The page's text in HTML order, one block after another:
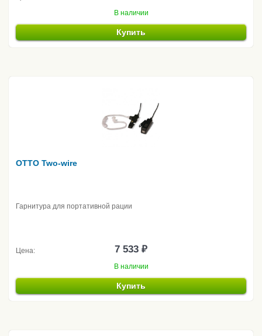
В наличии
Купить
OTTO Two-wire
Гарнитура для портативной рации
Цена: 7 533 ₽
В наличии
Купить